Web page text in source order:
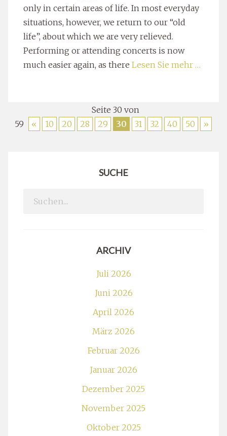
only in certain areas of life. In most everyday
situations, however, we return to our “old
life”, about which we are very relieved.
Performing or attending concerts is now
much easier again, as there Lesen Sie mehr …
Seite 30 von
59
« 10 20 28 29 30 31 32 40 50 »
SUCHE
Search
ARCHIV
Juli 2026
Juni 2026
April 2026
März 2026
Februar 2026
Januar 2026
Dezember 2025
November 2025
Oktober 2025